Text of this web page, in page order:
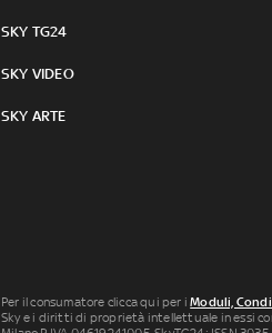
SKY TG24
SKY VIDEO
SKY ARTE
Per il consumatore clicca qui per iModuli,
Sky e i diritti di proprietà intellettuale in essi